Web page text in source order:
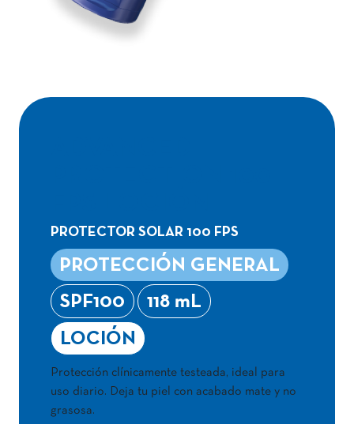
PROTECTOR SOLAR 100 FPS
PROTECCIÓN GENERAL
SPF100
118 mL
LOCIÓN
Protección clínicamente testeada, ideal para
uso diario. Deja tu piel con acabado mate y no
grasosa.